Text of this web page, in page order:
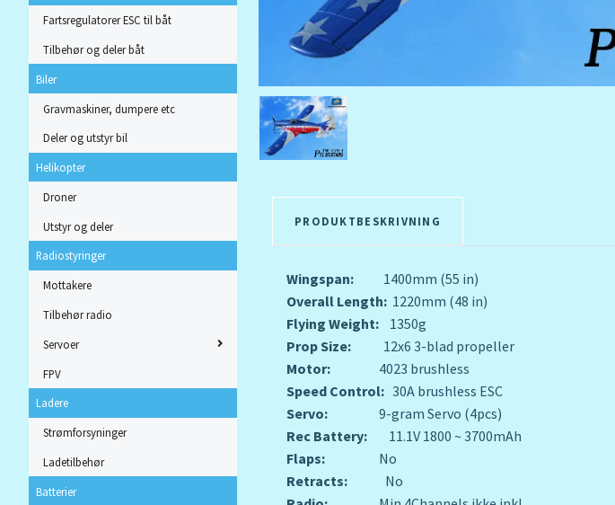
Fartsregulatorer ESC til båt
Tilbehør og deler båt
Biler
Gravmaskiner, dumpere etc
Deler og utstyr bil
Helikopter
Droner
Utstyr og deler
Radiostyringer
Mottakere
Tilbehør radio
Servoer
FPV
Ladere
Strømforsyninger
Ladetilbehør
Batterier
PRODUKTBESKRIVNING
Wingspan: 1400mm (55 in)
Overall Length: 1220mm (48 in)
Flying Weight: 1350g
Prop Size: 12x6 3-blad propeller
Motor: 4023 brushless
Speed Control: 30A brushless ESC
Servo: 9-gram Servo (4pcs)
Rec Battery: 11.1V 1800 ~ 3700mAh
Flaps: No
Retracts: No